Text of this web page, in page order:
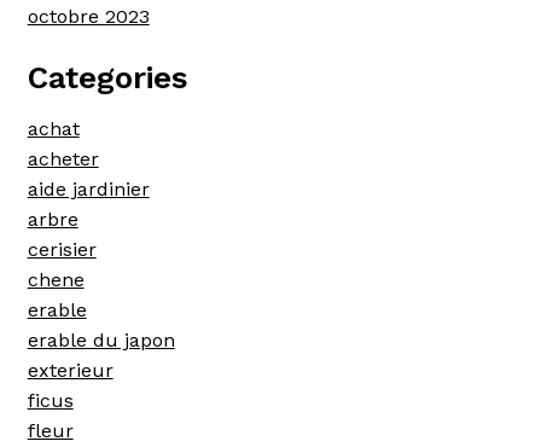
octobre 2023
Categories
achat
acheter
aide jardinier
arbre
cerisier
chene
erable
erable du japon
exterieur
ficus
fleur